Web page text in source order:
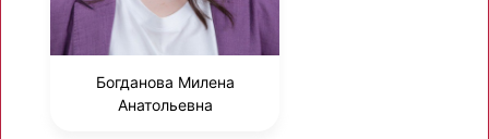
Богданова Милена
Анатольевна